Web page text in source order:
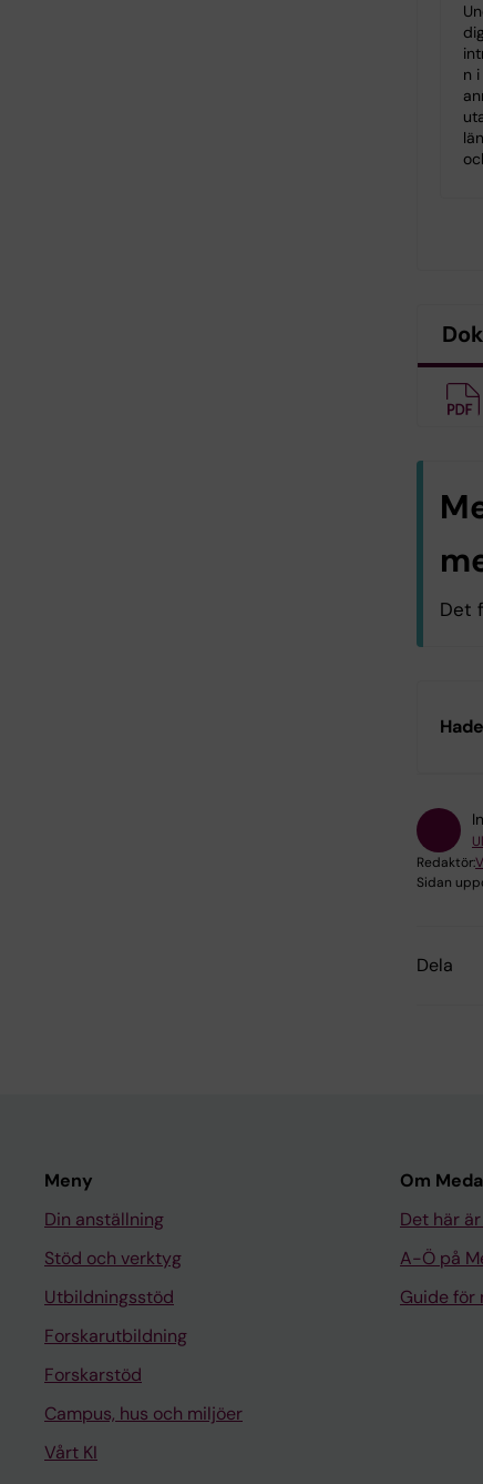
n
Det
Redaktör:
Sidan
Dela
Meny
Din anställning
Stöd och verktyg
Utbildningsstöd
Forskarutbildning
Forskarstöd
Campus, hus och miljöer
Vårt KI
Om
Det här
A-Ö på
Guide för